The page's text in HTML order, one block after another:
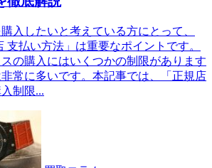
入したいと考えている方にとって、
支払い方法」は重要なポイントです。
の購入にはいくつかの制限があります
常に多いです。本記事では、「正規店
制限...